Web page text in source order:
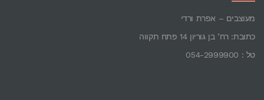
מעוצבים – אפרת ורדי
כתובת: רח’ בן גוריון 14 פתח תקווה
טל : 054-2999900